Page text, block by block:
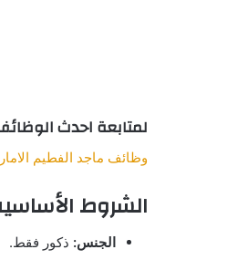
لمتابعة احدث
وظائف ماجد الفطيم
الشروط
الجنس: ذكور فقط.